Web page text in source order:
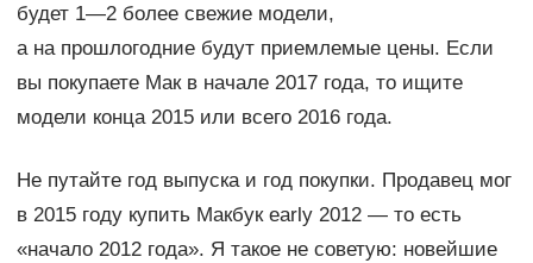
будет 1—2 более свежие модели,
а на прошлогодние будут приемлемые цены. Если
вы покупаете Мак в начале 2017 года, то ищите
модели конца 2015 или всего 2016 года.
Не путайте год выпуска и год покупки. Продавец мог
в 2015 году купить Макбук early 2012 — то есть
«начало 2012 года». Я такое не советую: новейшие